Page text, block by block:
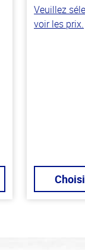
Veuillez
voir les prix.